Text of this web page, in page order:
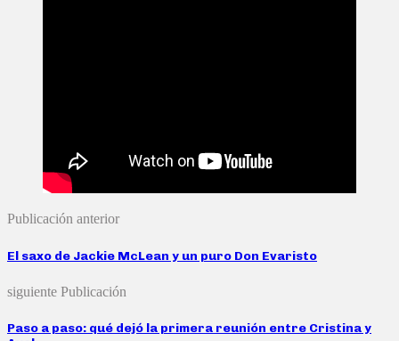
Publicación anterior
El saxo de Jackie McLean y un puro Don Evaristo
siguiente Publicación
Paso a paso: qué dejó la primera reunión entre Cristina y